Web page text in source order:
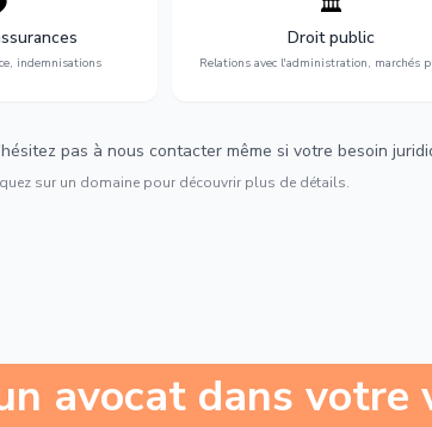
indemnisations
: contrats
et indemnisations
Droit public
Relations avec l'administration, marchés
Gestion de vos relations avec
l'administration : marchés
urbanisme et contentieux.
pas à nous contacter même si votre besoin
sur un domaine pour découvrir plus de détails.
avocat dans votre